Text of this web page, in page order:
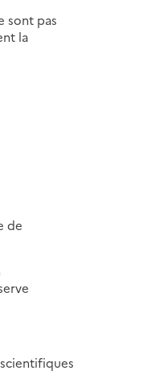
sont pas
la
de